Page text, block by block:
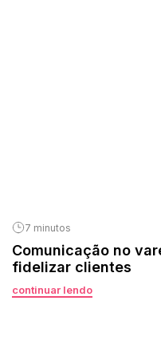
7 minutos
Comunicação no
fidelizar clientes
continuar lendo